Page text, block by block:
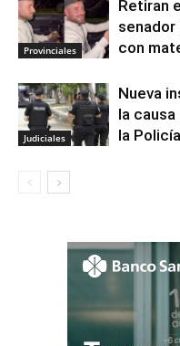
Provinciales
Retiran
senador
con
Judiciales
Nueva
la
la Policía